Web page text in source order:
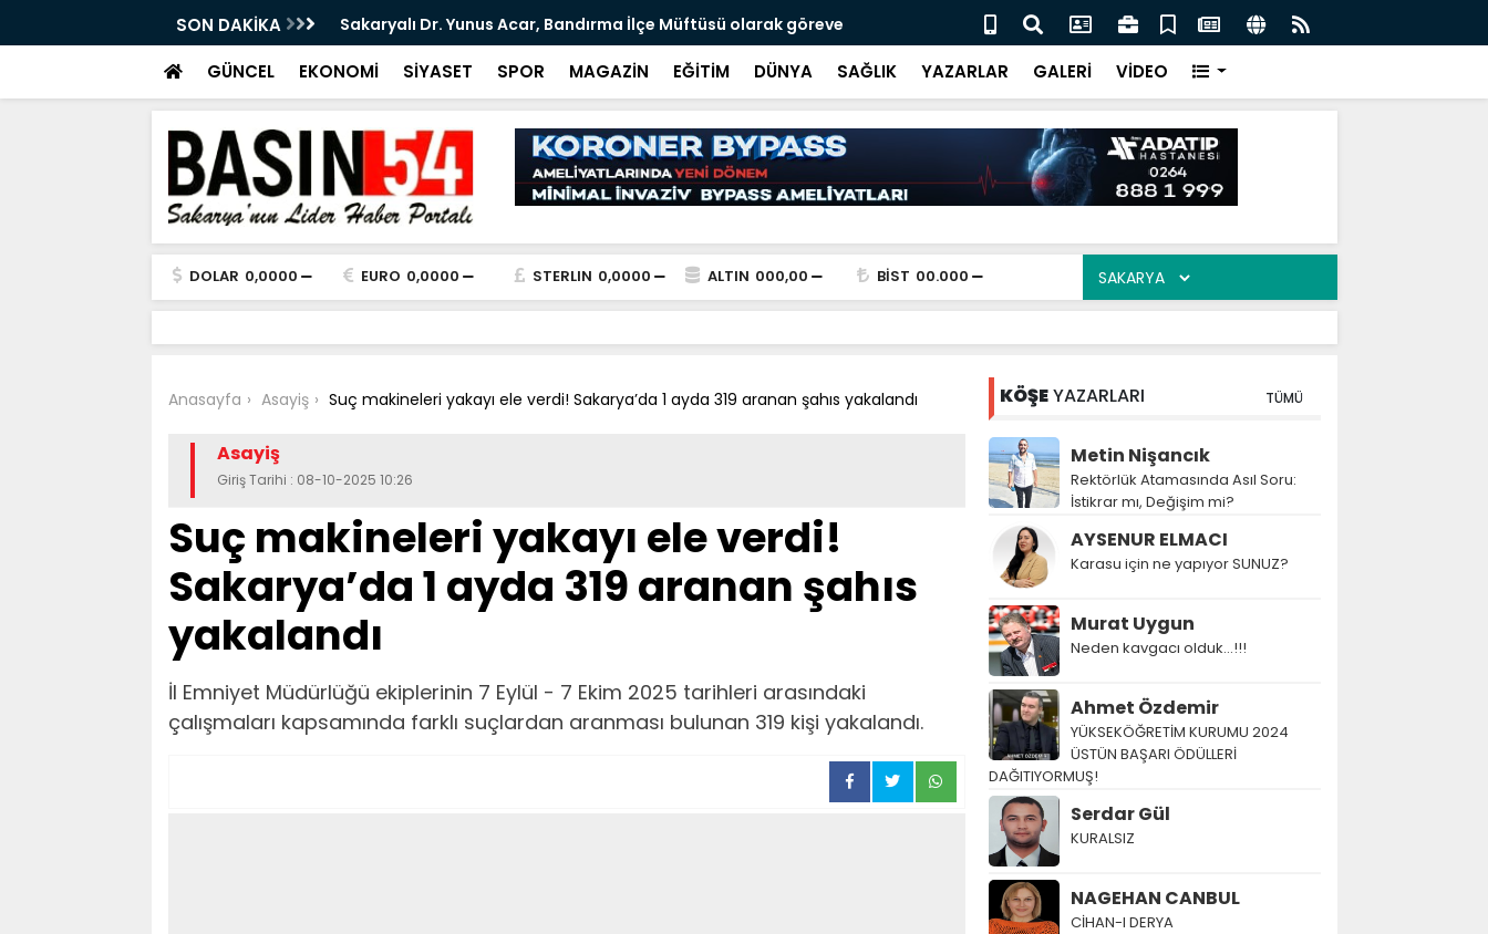
SON DAKİKA
Doğal Gaz Sızıntısı Paniğe Neden Sakaryalı Dr. Yunus Acar, Bandırma İlçe Müftüsü olarak göreve
başladı
Merkez Bankası'nın toplam rezervleri 164,4 milyar dolara yükseldi
GÜNCEL EKONOMİ SİYASET SPOR MAGAZİN EĞİTİM DÜNYA SAĞLIK YAZARLAR GALERİ VİDEO
DOLAR 0,0000 EURO 0,0000 STERLIN 0,0000 ALTIN 000,00 BİST 00.000
Anasayfa Asayiş Suç makineleri yakayı ele verdi! Sakarya’da 1 ayda 319 aranan şahıs yakalandı
Asayiş
Giriş Tarihi : 08-10-2025 10:26
Suç makineleri yakayı ele verdi!
Sakarya’da 1 ayda 319 aranan şahıs
yakalandı
İl Emniyet Müdürlüğü ekiplerinin 7 Eylül - 7 Ekim 2025 tarihleri arasındaki
çalışmaları kapsamında farklı suçlardan aranması bulunan 319 kişi yakalandı.
KÖŞEYAZARLARI TÜMÜ
Metin Nişancık
Rektörlük Atamasında Asıl Soru:
İstikrar mı, Değişim mi?
AYSENUR ELMACI
Karasu için ne yapıyor SUNUZ?
Murat Uygun
Neden kavgacı olduk…!!!
Ahmet Özdemir
YÜKSEKÖĞRETİM KURUMU 2024
ÜSTÜN BAŞARI ÖDÜLLERİ
DAĞITIYORMUŞ!
Serdar Gül
KURALSIZ
NAGEHAN CANBUL
CİHAN-I DERYA